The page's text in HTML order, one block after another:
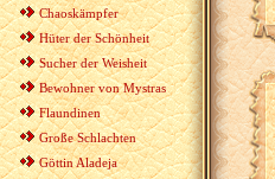
Chaoskämpfer
Hüter der Schönheit
Sucher der Weisheit
Bewohner von Mystras
Flaundinen
Große Schlachten
Göttin Aladeja